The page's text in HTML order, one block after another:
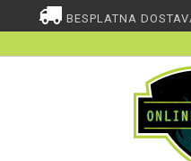
BESPLATNA